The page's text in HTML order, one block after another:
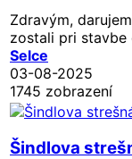
Zdravým,
zostali pri stavbe
Selce
03-08-2025
1745 zobrazení
Šindlova